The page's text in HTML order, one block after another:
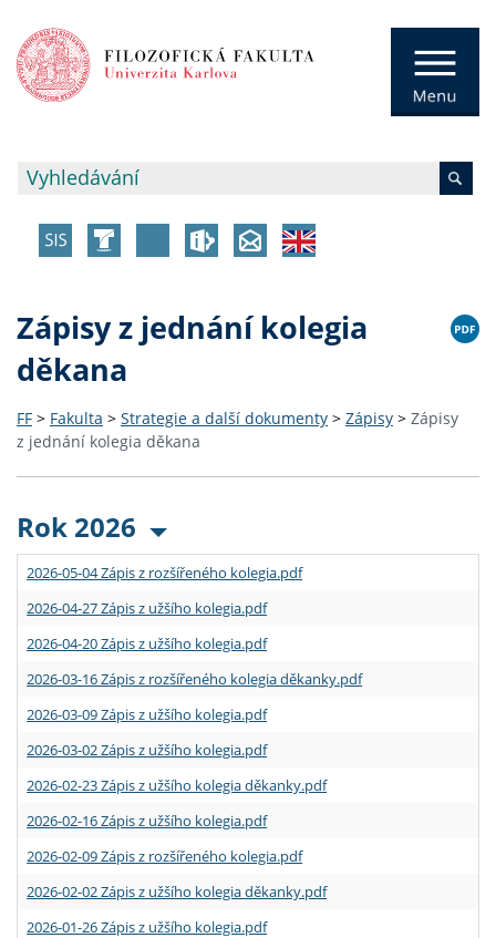
Zápisy z jednání kolegia
děkana
FF > Fakulta > Strategie a další dokumenty > Zápisy > Zápisy
z jednání kolegia děkana
Rok 2026
2026-05-04 Zápis z rozšířeného kolegia.pdf
2026-04-27 Zápis z užšího kolegia.pdf
2026-04-20 Zápis z užšího kolegia.pdf
2026-03-16 Zápis z rozšířeného kolegia děkanky.pdf
2026-03-09 Zápis z užšího kolegia.pdf
2026-03-02 Zápis z užšího kolegia.pdf
2026-02-23 Zápis z užšího kolegia děkanky.pdf
2026-02-16 Zápis z užšího kolegia.pdf
2026-02-09 Zápis z rozšířeného kolegia.pdf
2026-02-02 Zápis z užšího kolegia děkanky.pdf
2026-01-26 Zápis z užšího kolegia.pdf